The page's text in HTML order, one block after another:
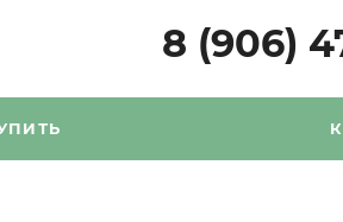
8 (906)